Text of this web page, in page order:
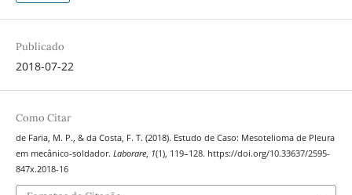
Publicado
2018-07-22
Como Citar
de Faria, M. P., & da Costa, F. T. (2018). Estudo de Caso: Mesotelioma de Pleura
em mecânico-soldador. Laborare, 1(1), 119–128. https://doi.org/10.33637/2595-
847x.2018-16